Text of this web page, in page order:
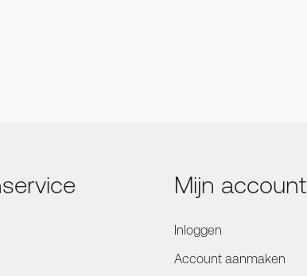
Mijn account
Inloggen
Account aanmaken